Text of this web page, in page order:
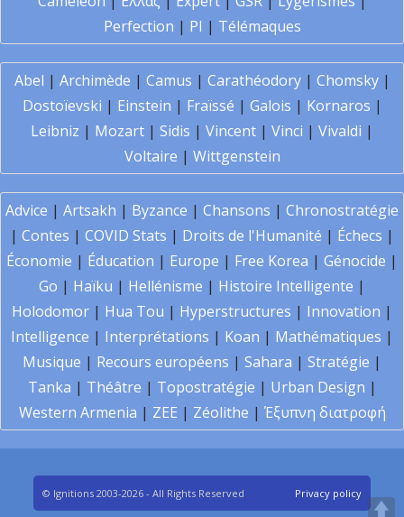
Perfection | PI | Télémaques
Abel | Archimède | Camus | Carathéodory| Chomsky|
Dostoïevski | Einstein | Fraïssé | Galois | Kornaros |
Leibniz | Mozart | Sidis | Vincent | Vinci | Vivaldi |
Voltaire | Wittgenstein
Advice | Artsakh | Byzance | Chansons | Chronostratégie
| Contes | COVID Stats | Droits de l'Humanité | Échecs |
Économie | Éducation | Europe | Free Korea | Génocide |
Go | Haïku | Hellénisme | Histoire Intelligente |
Holodomor | Hua Tou | Hyperstructures | Innovation |
Intelligence | Interprétations | Koan | Mathématiques |
Musique | Recours européens | Sahara | Stratégie |
Tanka | Théâtre | Topostratégie | Urban Design |
Western Armenia | ZEE | Zéolithe | Έξυπνη διατροφή
© Ignitions 2003-2026 - All Rights Reserved Privacy policy